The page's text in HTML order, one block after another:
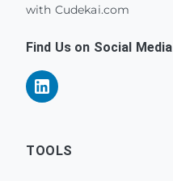
with Cudekai.com
Find Us on Social Media
TOOLS